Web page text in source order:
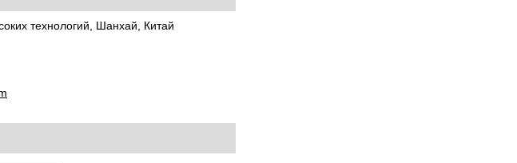
технологий, Шанхай, Китай